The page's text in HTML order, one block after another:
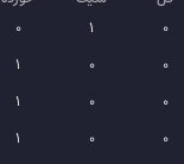
0
1
0
0
0
1
0
0
1
0
0
1